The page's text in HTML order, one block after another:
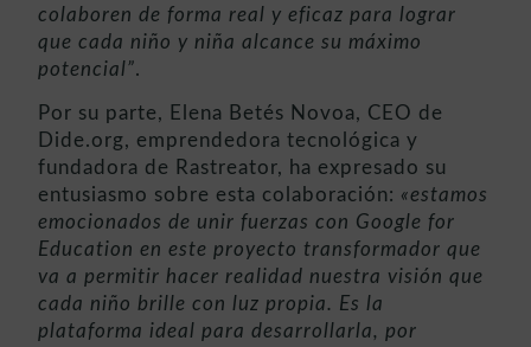
colaboren de forma real y eficaz para lograr
que cada niño y niña alcance su máximo
potencial”.
Por su parte, Elena Betés Novoa, CEO de
Dide.org, emprendedora tecnológica y
fundadora de Rastreator, ha expresado su
entusiasmo sobre esta colaboración: «estamos
emocionados de unir fuerzas con Google for
Education en este proyecto transformador que
va a permitir hacer realidad nuestra visión que
cada niño brille con luz propia. Es la
plataforma ideal para desarrollarla, por